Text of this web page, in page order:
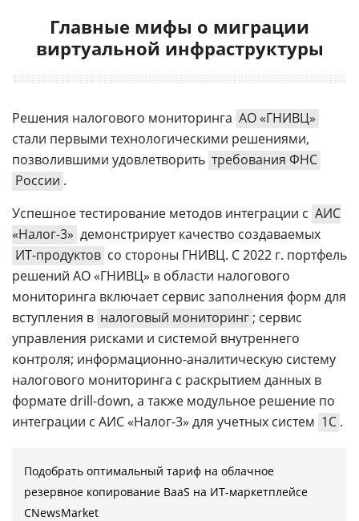
Главные мифы о миграции
виртуальной инфраструктуры
Решения налогового мониторинга АО «ГНИВЦ»
стали первыми технологическими решениями,
позволившими удовлетворить требования ФНС
России .
Успешное тестирование методов интеграции с АИС
«Налог-3» демонстрирует качество создаваемых
ИТ-продуктов со стороны ГНИВЦ. С 2022 г. портфель
решений АО «ГНИВЦ» в области налогового
мониторинга включает сервис заполнения форм для
вступления в налоговый мониторинг ; сервис
управления рисками и системой внутреннего
контроля; информационно-аналитическую систему
налогового мониторинга с раскрытием данных в
формате drill-down, а также модульное решение по
интеграции с АИС «Налог-3» для учетных систем 1С .
Подобрать оптимальный тариф на облачное
резервное копирование BaaS на ИТ-маркетплейсе
CNewsMarket